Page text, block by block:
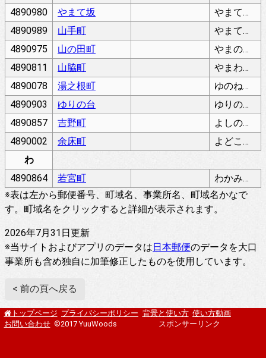
4890980
やまて坂
やまてざか
4890989
山手町
やまてちょう
4890975
山の田町
やまのたちょう
4890811
山脇町
やまわきちょう
4890078
湯之根町
ゆのねちょう
4890903
ゆりの台
ゆりのだい
4890857
吉野町
よしのちょう
4890002
余床町
よどこちょう
わ
4890864
若宮町
わかみやちょう
※表は左から郵便番号、町域名、事業所名、町域名かなで
す。町域名をクリックすると詳細が表示されます。
2026年7月31日更新
※当サイトおよびアプリのデータは日本郵便のデータを大口
事業所も含め独自に加筆修正したものを使用しています。
< 前の頁へ戻る
トップページ プライバシーポリシー 背景と使い方 使い方動画
お問い合わせ ©2017 YuuWoods スポンサーリンク